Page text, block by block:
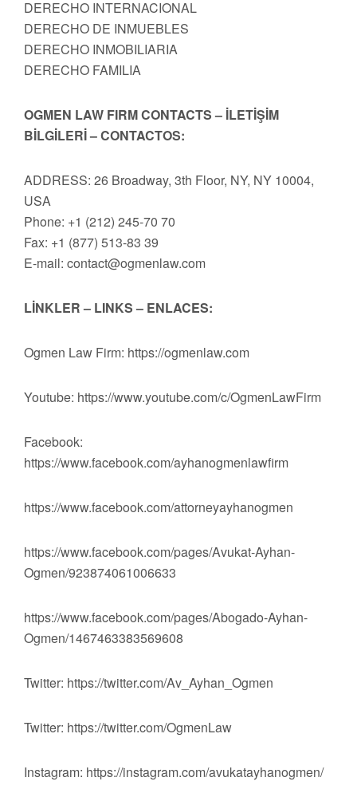
DERECHO INTERNACIONAL
DERECHO DE INMUEBLES
DERECHO INMOBILIARIA
DERECHO FAMILIA
OGMEN LAW FIRM CONTACTS – İLETİŞİM
BİLGİLERİ – CONTACTOS:
ADDRESS: 26 Broadway, 3th Floor, NY, NY 10004,
USA
Phone: +1 (212) 245-70 70
Fax: +1 (877) 513-83 39
E-mail: contact@ogmenlaw.com
LİNKLER – LINKS – ENLACES:
Ogmen Law Firm: https://ogmenlaw.com
Youtube: https://www.youtube.com/c/OgmenLawFirm
Facebook:
https://www.facebook.com/ayhanogmenlawfirm
https://www.facebook.com/attorneyayhanogmen
https://www.facebook.com/pages/Avukat-Ayhan-
Ogmen/923874061006633
https://www.facebook.com/pages/Abogado-Ayhan-
Ogmen/1467463383569608
Twitter: https://twitter.com/Av_Ayhan_Ogmen
Twitter: https://twitter.com/OgmenLaw
Instagram: https://instagram.com/avukatayhanogmen/